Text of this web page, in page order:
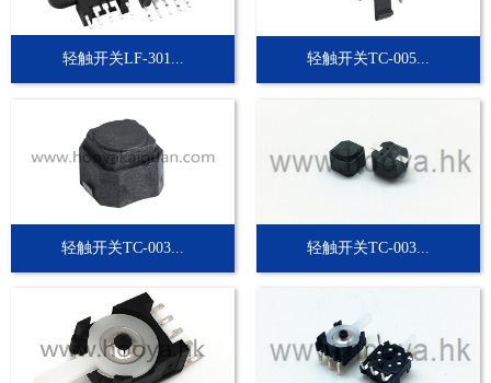
轻触开关LF-301... 轻触开关TC-005...
轻触开关TC-003... 轻触开关TC-003...